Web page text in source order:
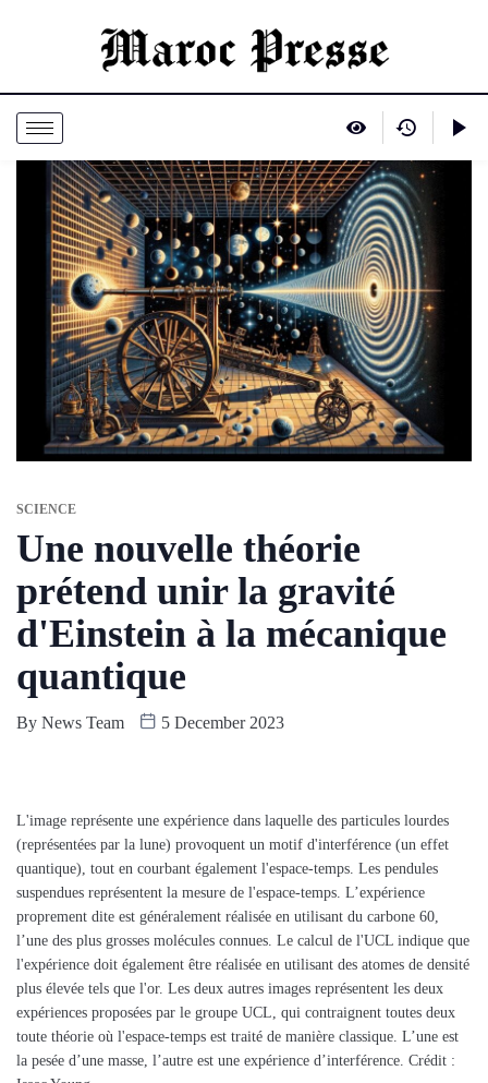
SCIENCE
Une nouvelle théorie
prétend unir la gravité
d'Einstein à la mécanique
quantique
By News Team 5 December 2023
L'image représente une expérience dans laquelle des particules lourdes
(représentées par la lune) provoquent un motif d'interférence (un effet
quantique), tout en courbant également l'espace-temps. Les pendules
suspendues représentent la mesure de l'espace-temps. L’expérience
proprement dite est généralement réalisée en utilisant du carbone 60,
l’une des plus grosses molécules connues. Le calcul de l'UCL indique que
l'expérience doit également être réalisée en utilisant des atomes de densité
plus élevée tels que l'or. Les deux autres images représentent les deux
expériences proposées par le groupe UCL, qui contraignent toutes deux
toute théorie où l'espace-temps est traité de manière classique. L’une est
la pesée d’une masse, l’autre est une expérience d’interférence. Crédit :